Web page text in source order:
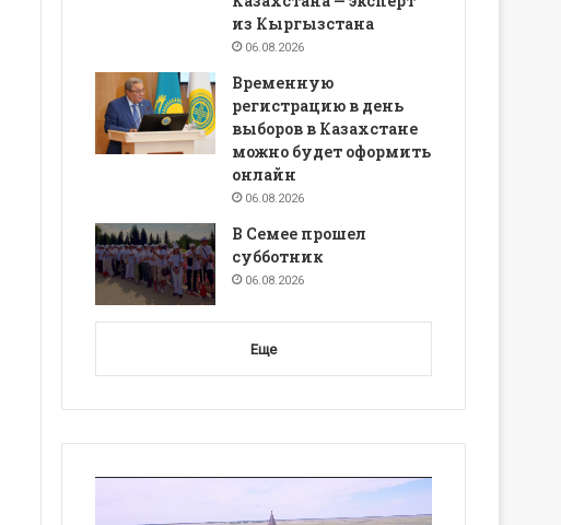
из Кыргызстана
06.08.2026
Временную
регистрацию в день
выборов в Казахстане
можно будет оформить
онлайн
06.08.2026
В Семее прошел
субботник
06.08.2026
Еще